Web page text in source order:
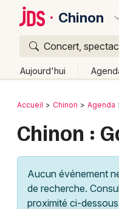
Chinon
Concert,
Aujourd'hui
Publier un
Grands événements
Bordeaux
Lille
Lyon
Retour
Accueil Chinon Agenda
Chinon :
Aucun événement
de recherche.
proximité ci-
Quoi ?
Où ?
Partout
Près de moi
Quand ?